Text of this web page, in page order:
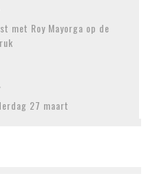
met Roy Mayorga op de
27 maart